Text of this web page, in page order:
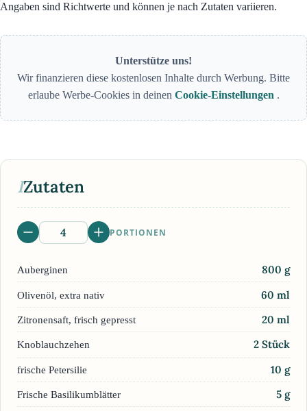
Angaben sind Richtwerte und können je nach Zutaten variieren.
Unterstütze uns!
Wir finanzieren diese kostenlosen Inhalte durch Werbung. Bitte
erlaube Werbe-Cookies in deinen Cookie-Einstellungen .
IZutaten
PORTIONEN
Auberginen 800 g
Olivenöl, extra nativ 60 ml
Zitronensaft, frisch gepresst 20 ml
Knoblauchzehen 2 Stück
frische Petersilie 10 g
Frische Basilikumblätter 5 g